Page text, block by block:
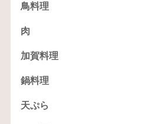
鳥料理
肉
加賀料理
鍋料理
天ぷら